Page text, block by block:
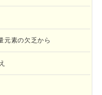
元素の欠乏から